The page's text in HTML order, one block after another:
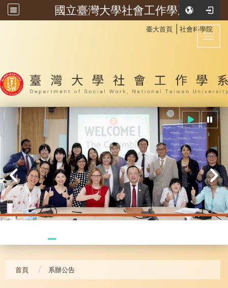
國立臺灣大學社會工作學系
臺大首頁 社會科學院
首頁 系辦公告